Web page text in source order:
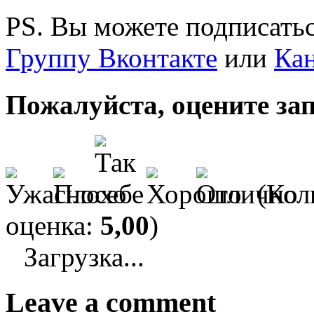
PS. Вы можете
Группу Вконтакте или
Пожалуйста, оцените
оценка: 5,00)
Загрузка...
Leave a comment